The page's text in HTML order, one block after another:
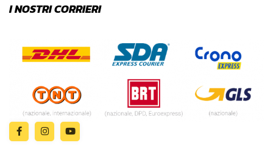
I NOSTRI CORRIERI